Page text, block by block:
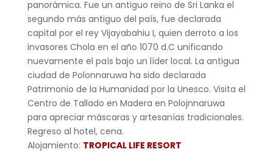
panorámica. Fue un antiguo reino de Sri Lanka el
segundo más antiguo del país, fue declarada
capital por el rey Vijayabahiu I, quien derroto a los
invasores Chola en el año 1070 d.C unificando
nuevamente el país bajo un líder local. La antigua
ciudad de Polonnaruwa ha sido declarada
Patrimonio de la Humanidad por la Unesco. Visita el
Centro de Tallado en Madera en Polojnnaruwa
para apreciar máscaras y artesanías tradicionales.
Regreso al hotel, cena.
Alojamiento: TROPICAL LIFE RESORT